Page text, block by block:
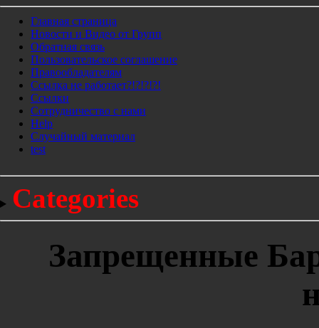
Главная страница
Новости и Видео от Групп
Обратная связь
Пользовательское соглашение
Правообладателям
Ссылка не работает?!?!?!?!
Ссылки
Сотрудничество с нами
Help
Cлучайный материал
test
Categories
Запрещенные